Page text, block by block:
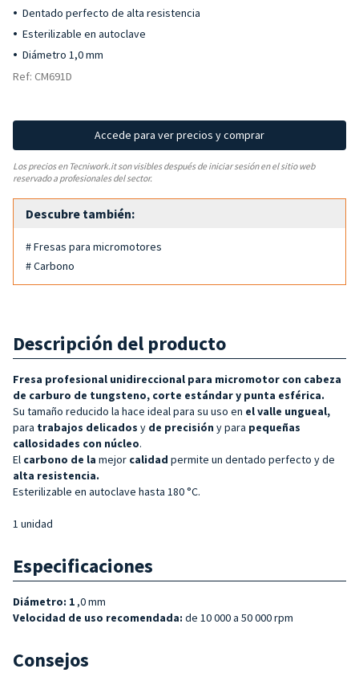
Dentado perfecto de alta resistencia
Esterilizable en autoclave
Diámetro 1,0 mm
Ref: CM691D
Accede para ver precios y comprar
Los precios en Tecniwork.it son visibles después de iniciar sesión en el sitio web
reservado a profesionales del sector.
Descubre también:
# Fresas para micromotores
# Carbono
Descripción del producto
Fresa profesional unidireccional para micromotor con cabeza
de carburo de tungsteno, corte estándar y punta esférica.
Su tamaño reducido la hace ideal para su uso en el valle ungueal,
para trabajos delicados y de precisión y para pequeñas
callosidades con núcleo.
El carbono de la mejor calidad permite un dentado perfecto y de
alta resistencia.
Esterilizable en autoclave hasta 180 °C.
1 unidad
Especificaciones
Diámetro: 1 ,0 mm
Velocidad de uso recomendada: de 10 000 a 50 000 rpm
Consejos